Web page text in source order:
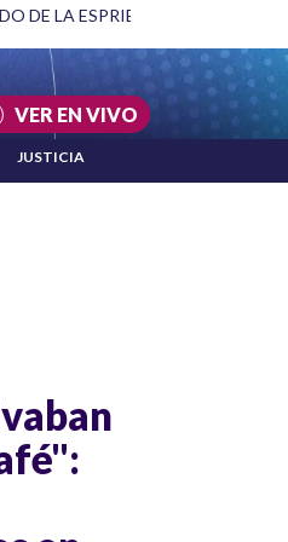
DE LA ESPRIELLA Y DMG
VER EN VIVO
JUSTICIA